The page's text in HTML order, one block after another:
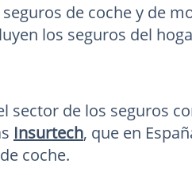
de coche y de
los seguros del
sector de los seguros
Insurtech, que en
coche.